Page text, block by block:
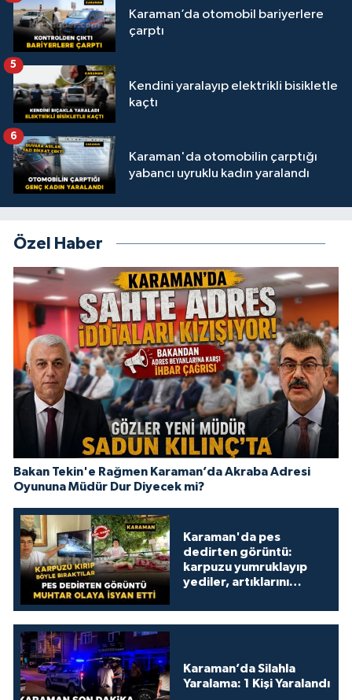
Karaman’da otomobil bariyerlere
çarptı
Kendini yaralayıp elektrikli bisikletle
kaçtı
5
Karaman'da otomobilin çarptığı
yabancı uyruklu kadın yaralandı
6
Özel Haber
Bakan Tekin'e Rağmen Karaman’da Akraba Adresi
Oyununa Müdür Dur Diyecek mi?
Karaman'da pes
dedirten görüntü:
karpuzu yumruklayıp
yediler, artıklarını
Karaman’da Silahla
Yaralama: 1 Kişi Yaralandı